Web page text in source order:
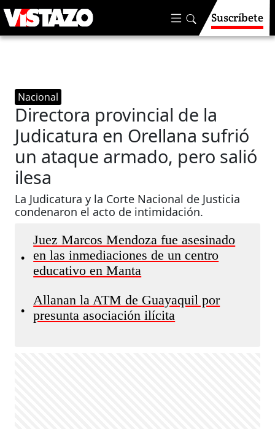
Suscríbete
Nacional
Directora provincial de la
Judicatura en Orellana sufrió
un ataque armado, pero salió
ilesa
La Judicatura y la Corte Nacional de Justicia
condenaron el acto de intimidación.
•
Juez Marcos Mendoza fue asesinado
en las inmediaciones de un centro
educativo en Manta
•
Allanan la ATM de Guayaquil por
presunta asociación ilícita